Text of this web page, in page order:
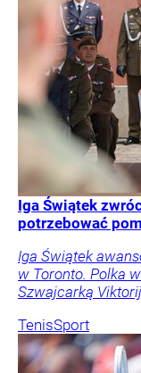
Iga Świątek
potrzebować
Iga Świątek
w Toronto. Polka
Szwajcarką
TenisSport